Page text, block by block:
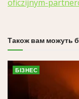
oficzijnym-
Також вам можуть
БІЗНЕС